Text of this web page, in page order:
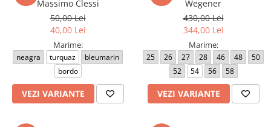
Massimo Clessi
50,00 Lei
40,00 Lei
Marime:
neagra turquaz
bleumarin
bordo
VEZI VARIANTE
Wegener
430,00 Lei
344,00 Lei
Marime:
25 26 27 28 46 48
50
52
54 56 58
VEZI VARIANTE